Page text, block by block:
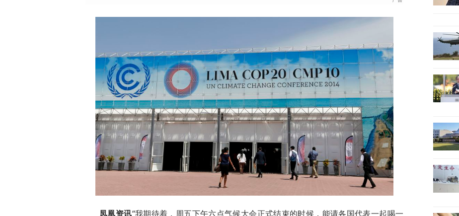
凤凰资讯“我期待着，周五下午六点气候大会正式结束的时候，能请各国代表一起喝一